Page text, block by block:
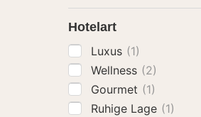
Hotelart
Luxus (1)
Wellness (2)
Gourmet (1)
Ruhige Lage (1)